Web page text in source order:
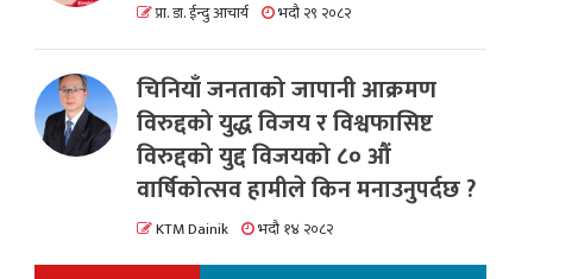
प्रा. डा. ईन्दु आचार्य भदौ २९ २०८२
चिनियाँ जनताको जापानी आक्रमण
विरुद्दको युद्ध विजय र विश्वफासिष्ट
विरुद्दको युद्द विजयको ८० औं
वार्षिकोत्सव हामीले किन मनाउनुपर्दछ ?
KTM Dainik भदौ १४ २०८२